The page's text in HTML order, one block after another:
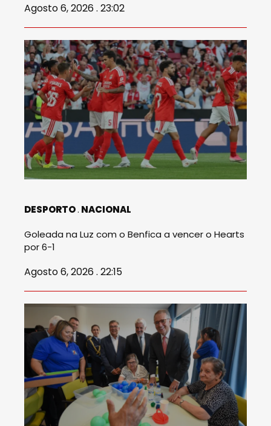
Agosto 6, 2026 . 23:02
DESPORTO NACIONAL
Goleada na Luz com o Benfica a vencer o Hearts
por 6-1
Agosto 6, 2026 . 22:15